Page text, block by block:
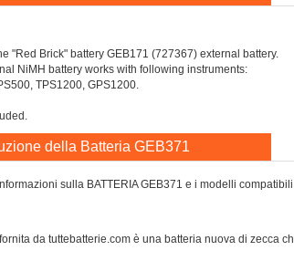
"Red Brick" battery GEB171 (727367) external battery.
NiMH battery works with following instruments:
TPS1200, GPS1200.
della Batteria GEB371
sulla BATTERIA GEB371 e i modelli
da tuttebatterie.com è una batteria nuova di zecca